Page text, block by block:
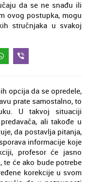
da se ne snađu ili
ovog postupka, mogu
stručnjaka u svakoj
opcija da se opredele,
prate samostalno, to
U takvoj situaciji
ali takođe u
da postavlja pitanja,
informacije koje
profesor će jasno
će ako bude potrebe
korekcije u svom